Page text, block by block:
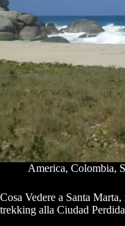
America, Colombia,
Cosa Vedere a Santa
trekking alla Ciudad Perdida